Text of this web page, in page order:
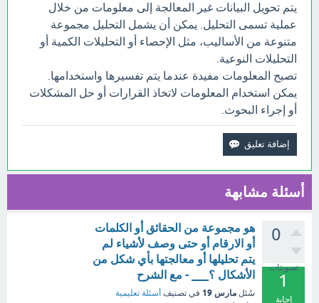
يتم تحويل البيانات غير المعالجة إلى معلومات من خلال
عملية تسمى التحليل. يمكن أن يشمل التحليل مجموعة
متنوعة من الأساليب، مثل الإحصاء أو التحليلات الكمية أو
التحليلات النوعية.
تصبح المعلومات مفيدة عندما يتم تفسيرها واستخدامها.
يمكن استخدام المعلومات لاتخاذ القرارات أو حل المشكلات
أو إجراء البحوث.
أسئلة مشابهة
0
تصويتات
1
إجابة
هو مجموعة من الحقائق أو الكلمات
أو الارقام أو حتى وصف لأشياء لم
يتم تحليلها أو معالجتها بأي شكل من
الأشكال ؟___ - مع الشرح
سُئل مارس 19 في تصنيف أسئلة تعليمية